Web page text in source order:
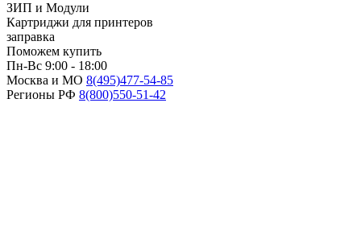
ЗИП и Модули
Картриджи для принтеров
заправка
Поможем купить
Пн-Вс 9:00 - 18:00
Москва и МО 8(495)477-54-85
Регионы РФ 8(800)550-51-42